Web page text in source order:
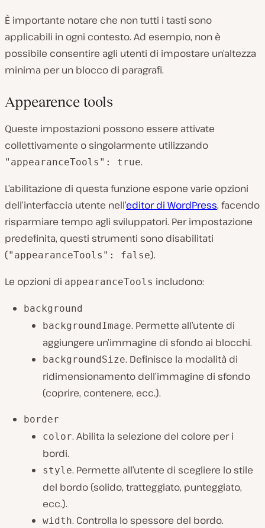
È importante notare che non tutti i tasti sono
applicabili in ogni contesto. Ad esempio, non è
possibile consentire agli utenti di impostare un’altezza
minima per un blocco di paragrafi.
Appearence tools
Queste impostazioni possono essere attivate
collettivamente o singolarmente utilizzando
"appearanceTools": true.
L’abilitazione di questa funzione espone varie opzioni
dell’interfaccia utente nell’editor di WordPress, facendo
risparmiare tempo agli sviluppatori. Per impostazione
predefinita, questi strumenti sono disabilitati
("appearanceTools": false).
Le opzioni di appearanceTools includono:
background
backgroundImage. Permette all’utente di
aggiungere un’immagine di sfondo ai blocchi.
backgroundSize. Definisce la modalità di
ridimensionamento dell’immagine di sfondo
(coprire, contenere, ecc.).
border
color. Abilita la selezione del colore per i
bordi.
style. Permette all’utente di scegliere lo stile
del bordo (solido, tratteggiato, punteggiato,
ecc.).
width. Controlla lo spessore del bordo.